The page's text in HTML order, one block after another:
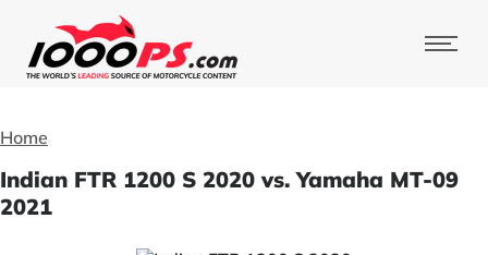
Home
Indian FTR 1200 S 2020 vs. Yamaha MT-09
2021